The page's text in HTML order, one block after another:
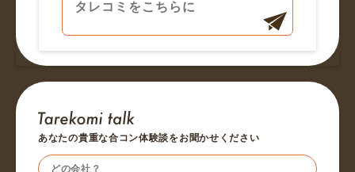
あなたの貴重な合コン体験談をお聞かせください